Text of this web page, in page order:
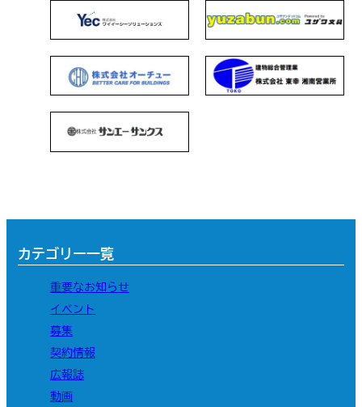
カテゴリー一覧
重要なお知らせ
イベント
募集
契約情報
広報誌
動画